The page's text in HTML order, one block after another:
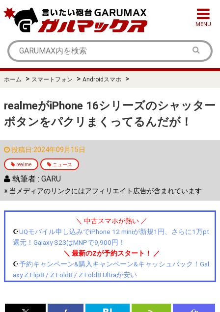
MENU
ホーム > スマートフォン > Androidスマホ >
realmeがiPhone 16シリーズのシャッター
ボタンをパクリまくってるんだが！
投稿日:2024年09月15日
realme ニュース
執筆者 : GARU
※ 当メディアのリンクにはアフィリエイト広告が含まれています
＼ 中古スマホが熱い ／
☪️UQモバイル申し込みでiPhone 12 miniが新規1円、さらに1万pt
還元！Galaxy S23はMNPで9,900円！
＼ 最新のZが予約スタート！ ／
☪️予約キャンペーン&購入キャンペーン&キャッシュバック！Gal
axy Z Flip8 / Z Fold8 / Z Fold8 Ultraが安い